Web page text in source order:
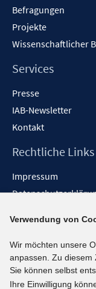
Befragungen
Projekte
Wissenschaftlicher
Services
Presse
IAB-Newsletter
Kontakt
Rechtliche Links
Impressum
Barrieren melden
Social-Media-
BlueSky
Verwendung von
Wir möchten unsere
anpassen. Zu diesem
Sie können selbst
Ihre Einwilligung